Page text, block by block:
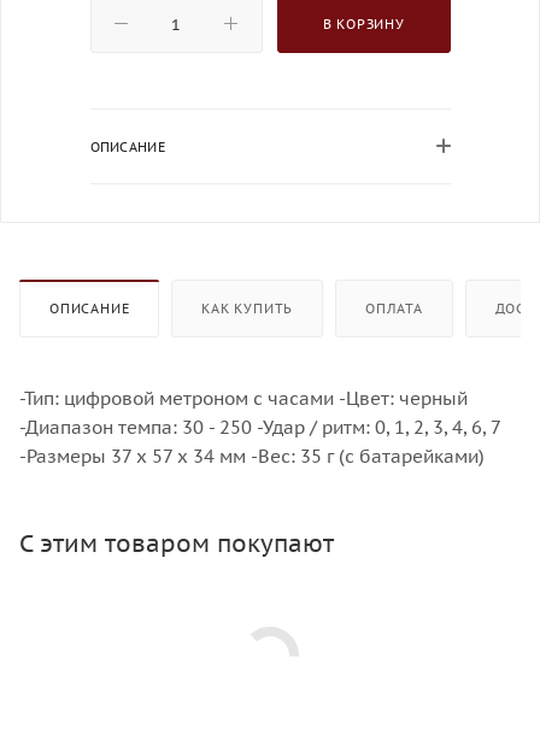
В КОРЗИНУ
ОПИСАНИЕ
ОПИСАНИЕ КАК КУПИТЬ ОПЛАТА
-Тип: цифровой метроном с часами -Цвет: черный
-Диапазон темпа: 30 - 250 -Удар / ритм: 0, 1, 2, 3, 4, 6, 7
-Размеры 37 x 57 x 34 мм -Вес: 35 г (с батарейками)
С этим товаром покупают